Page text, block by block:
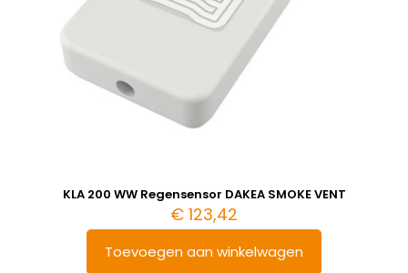
KLA 200 WW Regensensor DAKEA SMOKE VENT
€ 123,42
Toevoegen aan winkelwagen